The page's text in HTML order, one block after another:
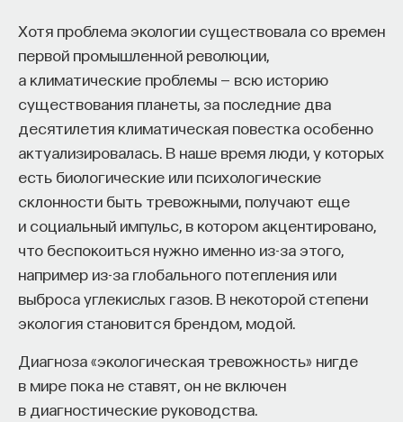
Хотя проблема экологии существовала со времен
первой промышленной революции,
а климатические проблемы — всю историю
существования планеты, за последние два
десятилетия климатическая повестка особенно
актуализировалась. В наше время люди, у которых
есть биологические или психологические
склонности быть тревожными, получают еще
и социальный импульс, в котором акцентировано,
что беспокоиться нужно именно из-за этого,
например из-за глобального потепления или
выброса углекислых газов. В некоторой степени
экология становится брендом, модой.
Диагноза «экологическая тревожность» нигде
в мире пока не ставят, он не включен
в диагностические руководства.